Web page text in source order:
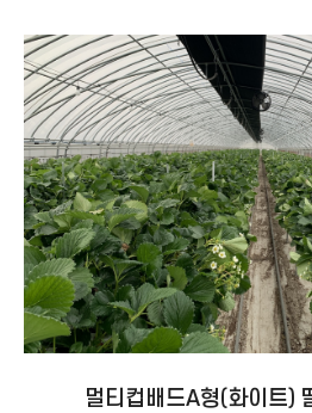
멀티컵배드A형(화이트)